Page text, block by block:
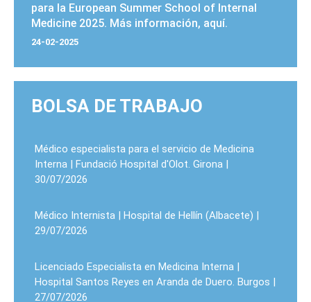
para la European Summer School of Internal
Medicine 2025. Más información, aquí.
24-02-2025
BOLSA DE TRABAJO
Médico especialista para el servicio de Medicina
Interna | Fundació Hospital d'Olot. Girona |
30/07/2026
Médico Internista | Hospital de Hellín (Albacete) |
29/07/2026
Licenciado Especialista en Medicina Interna |
Hospital Santos Reyes en Aranda de Duero. Burgos |
27/07/2026